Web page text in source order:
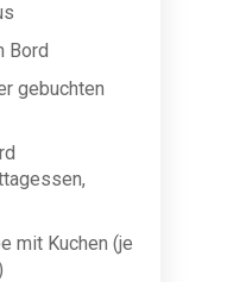
Bord
gebuchten
mit Kuchen (je